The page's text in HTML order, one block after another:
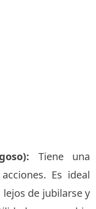
Tiene una
Es ideal
de jubilarse y